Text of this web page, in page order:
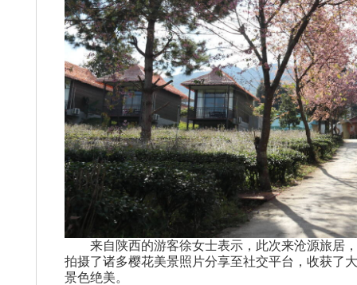
来自陕西的游客徐女士表示，此次来沧源旅居
拍摄了诸多樱花美景照片分享至社交平台，收获了
景色绝美。